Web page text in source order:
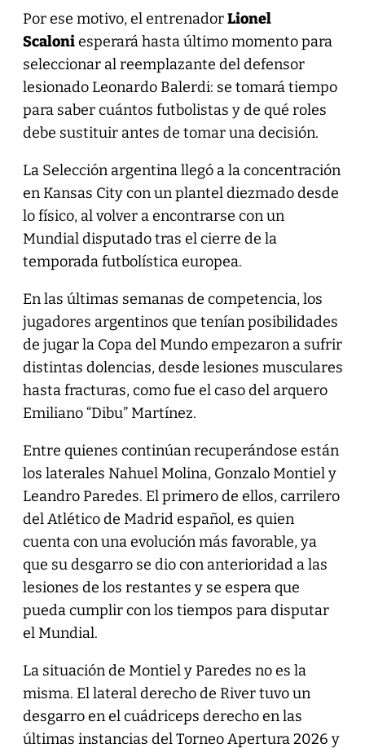
Por ese motivo, el entrenadorLionel
Scaloniesperará hasta último momento para
seleccionar al reemplazante del defensor
lesionado Leonardo Balerdi: se tomará tiempo
para saber cuántos futbolistas y de qué roles
debe sustituir antes de tomar una decisión.
La Selección argentina llegó a la concentración
en Kansas City con un plantel diezmado desde
lo físico, al volver a encontrarse con un
Mundial disputado tras el cierre de la
temporada futbolística europea.
En las últimas semanas de competencia, los
jugadores argentinos que tenían posibilidades
de jugar la Copa del Mundo empezaron a sufrir
distintas dolencias, desde lesiones musculares
hasta fracturas, como fue el caso del arquero
Emiliano “Dibu” Martínez.
Entre quienes continúan recuperándose están
los laterales Nahuel Molina, Gonzalo Montiel y
Leandro Paredes. El primero de ellos, carrilero
del Atlético de Madrid español, es quien
cuenta con una evolución más favorable, ya
que su desgarro se dio con anterioridad a las
lesiones de los restantes y se espera que
pueda cumplir con los tiempos para disputar
el Mundial.
La situación de Montiel y Paredes no es la
misma. El lateral derecho de River tuvo un
desgarro en el cuádriceps derecho en las
últimas instancias del Torneo Apertura 2026 y